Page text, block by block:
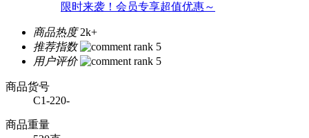
限时来袭！会员专享超值优惠～
商品热度 2k+
推荐指数
用户评价
商品货号
C1-220-
商品重量